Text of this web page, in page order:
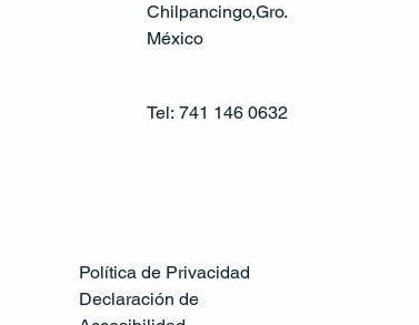
Chilpancingo,Gro.
México
Tel: 741 146 0632
Política de Privacidad
Declaración de